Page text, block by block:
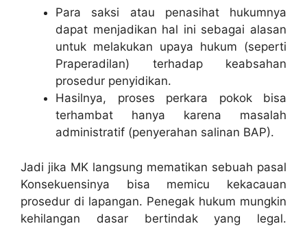
Para saksi atau penasihat hukumnya
dapat menjadikan hal ini sebagai alasan
untuk melakukan upaya hukum (seperti
Praperadilan) terhadap keabsahan
prosedur penyidikan.
Hasilnya, proses perkara pokok bisa
terhambat hanya karena masalah
administratif (penyerahan salinan BAP).
Jadi jika MK langsung mematikan sebuah pasal
Konsekuensinya bisa memicu kekacauan
prosedur di lapangan. Penegak hukum mungkin
kehilangan dasar bertindak yang legal.